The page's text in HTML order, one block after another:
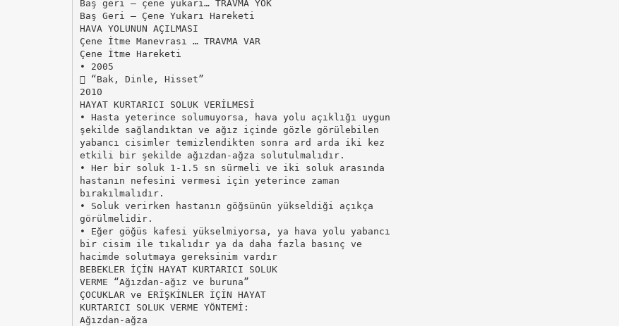
Baş geri – çene yukarı… TRAVMA YOK
Baş Geri – Çene Yukarı Hareketi
HAVA YOLUNUN AÇILMASI
Çene İtme Manevrası … TRAVMA VAR
Çene İtme Hareketi
• 2005
 “Bak, Dinle, Hisset”
2010
HAYAT KURTARICI SOLUK VERİLMESİ
• Hasta yeterince solumuyorsa, hava yolu açıklığı uygun
şekilde sağlandıktan ve ağız içinde gözle görülebilen
yabancı cisimler temizlendikten sonra ard arda iki kez
etkili bir şekilde ağızdan-ağza solutulmalıdır.
• Her bir soluk 1-1.5 sn sürmeli ve iki soluk arasında
hastanın nefesini vermesi için yeterince zaman
bırakılmalıdır.
• Soluk verirken hastanın göğsünün yükseldiği açıkça
görülmelidir.
• Eğer göğüs kafesi yükselmiyorsa, ya hava yolu yabancı
bir cisim ile tıkalıdır ya da daha fazla basınç ve
hacimde solutmaya gereksinim vardır
BEBEKLER İÇİN HAYAT KURTARICI SOLUK
VERME “Ağızdan-ağız ve buruna”
ÇOCUKLAR ve ERİŞKİNLER İÇİN HAYAT
KURTARICI SOLUK VERME YÖNTEMİ:
Ağızdan-ağza